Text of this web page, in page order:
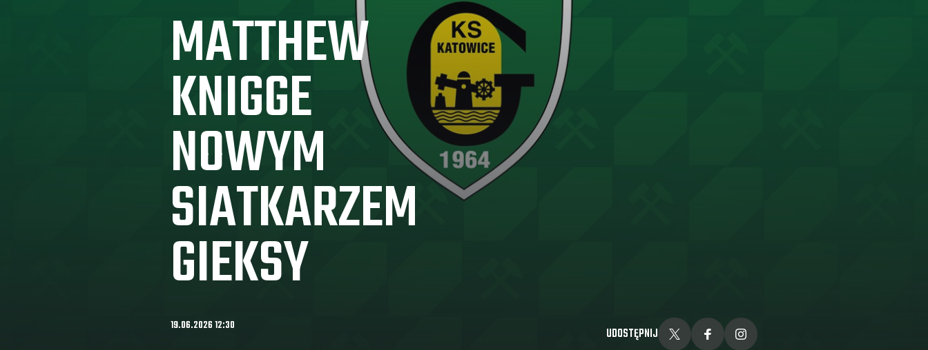
MATTHEW
KNIGGE
NOWYM
SIATKARZEM
GIEKSY
19.06.2026 12:30 UDOSTĘPNIJ